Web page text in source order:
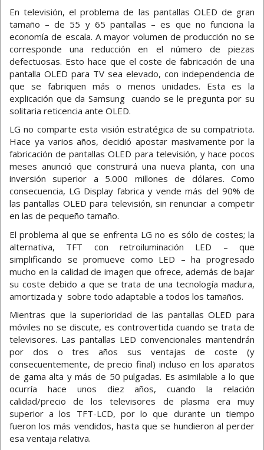
En televisión, el problema de las pantallas OLED de gran
tamaño – de 55 y 65 pantallas – es que no funciona la
economía de escala. A mayor volumen de producción no se
corresponde una reducción en el número de piezas
defectuosas. Esto hace que el coste de fabricación de una
pantalla OLED para TV sea elevado, con independencia de
que se fabriquen más o menos unidades. Esta es la
explicación que da Samsung cuando se le pregunta por su
solitaria reticencia ante OLED.
LG no comparte esta visión estratégica de su compatriota.
Hace ya varios años, decidió apostar masivamente por la
fabricación de pantallas OLED para televisión, y hace pocos
meses anunció que construirá una nueva planta, con una
inversión superior a 5.000 millones de dólares. Como
consecuencia, LG Display fabrica y vende más del 90% de
las pantallas OLED para televisión, sin renunciar a competir
en las de pequeño tamaño.
El problema al que se enfrenta LG no es sólo de costes; la
alternativa, TFT con retroiluminación LED – que
simplificando se promueve como LED – ha progresado
mucho en la calidad de imagen que ofrece, además de bajar
su coste debido a que se trata de una tecnología madura,
amortizada y sobre todo adaptable a todos los tamaños.
Mientras que la superioridad de las pantallas OLED para
móviles no se discute, es controvertida cuando se trata de
televisores. Las pantallas LED convencionales mantendrán
por dos o tres años sus ventajas de coste (y
consecuentemente, de precio final) incluso en los aparatos
de gama alta y más de 50 pulgadas. Es asimilable a lo que
ocurría hace unos diez años, cuando la relación
calidad/precio de los televisores de plasma era muy
superior a los TFT-LCD, por lo que durante un tiempo
fueron los más vendidos, hasta que se hundieron al perder
esa ventaja relativa.